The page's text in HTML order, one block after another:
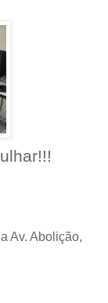
Av. Abolição,